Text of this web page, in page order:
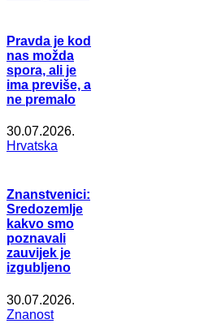
Pravda je kod
nas možda
spora, ali je
ima previše, a
ne premalo
30.07.2026.
Hrvatska
Znanstvenici:
Sredozemlje
kakvo smo
poznavali
zauvijek je
izgubljeno
30.07.2026.
Znanost